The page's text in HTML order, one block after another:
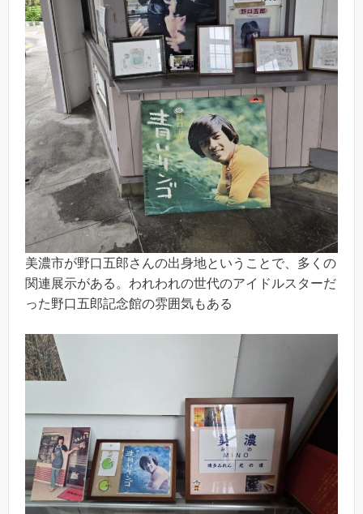
美濃市が野口五郎さんの出身地ということで、多くの
関連展示がある。われわれの世代のアイドルスターだ
った野口五郎記念館の雰囲気もある